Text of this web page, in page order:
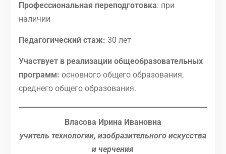
Профессиональная переподготовка: при
наличии
Педагогический стаж: 30 лет
Участвует в реализации общеобразовательных
программ: основного общего образования,
среднего общего образования.
Власова Ирина Ивановна
учитель технологии, изобразительного искусства
и черчения